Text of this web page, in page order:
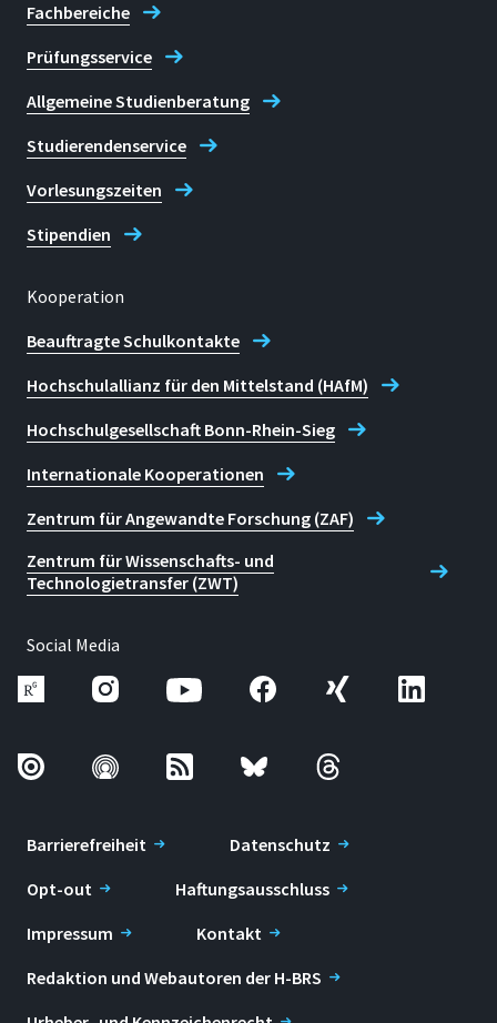
Fachbereiche
Prüfungsservice
Allgemeine Studienberatung
Studierendenservice
Vorlesungszeiten
Stipendien
Kooperation
Beauftragte Schulkontakte
Hochschulallianz für den Mittelstand (HAfM)
Hochschulgesellschaft Bonn-Rhein-Sieg
Internationale Kooperationen
Zentrum für Angewandte Forschung (ZAF)
Zentrum für Wissenschafts- und
Technologietransfer (ZWT)
Social Media
Barrierefreiheit
Datenschutz
Opt-out
Haftungsausschluss
Impressum
Kontakt
Redaktion und Webautoren der H-BRS